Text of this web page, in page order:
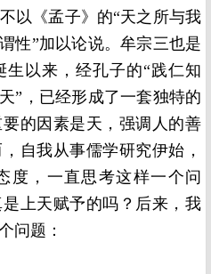
以《孟子》的“天之所与我
性”加以论说。牟宗三也是
以来，经孔子的“践仁知
”，已经形成了一套独特的
的因素是天，强调人的善
自我从事儒学研究伊始，
度，一直思考这样一个问
上天赋予的吗？后来，我
问题：